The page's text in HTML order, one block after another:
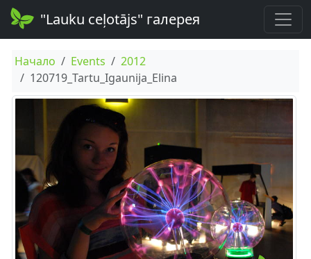
"Lauku ceļotājs" галерея
Начало Events
2012
120719_Tartu_Igaunija_Elina